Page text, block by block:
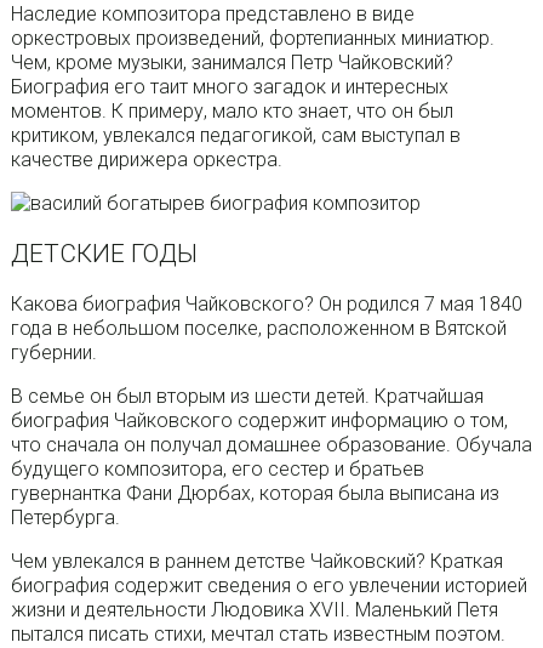
Наследие композитора представлено в виде
оркестровых произведений, фортепианных миниатюр.
Чем, кроме музыки, занимался Петр Чайковский?
Биография его таит много загадок и интересных
моментов. К примеру, мало кто знает, что он был
критиком, увлекался педагогикой, сам выступал в
качестве дирижера оркестра.
ДЕТСКИЕ ГОДЫ
Какова биография Чайковского? Он родился 7 мая 1840
года в небольшом поселке, расположенном в Вятской
губернии.
В семье он был вторым из шести детей. Кратчайшая
биография Чайковского содержит информацию о том,
что сначала он получал домашнее образование. Обучала
будущего композитора, его сестер и братьев
гувернантка Фани Дюрбах, которая была выписана из
Петербурга.
Чем увлекался в раннем детстве Чайковский? Краткая
биография содержит сведения о его увлечении историей
жизни и деятельности Людовика XVII. Маленький Петя
пытался писать стихи, мечтал стать известным поэтом.